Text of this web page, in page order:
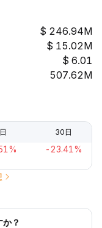
246.94M
15.02M
6.01
507.62M
30日
-23.41%
？